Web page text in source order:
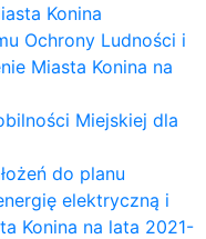
Konina
Ochrony Ludności i
Miasta Konina na
Miejskiej dla
do planu
elektryczną i
Konina na lata 2021-